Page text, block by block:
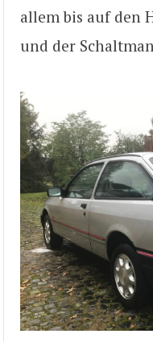
allem bis auf den
und der